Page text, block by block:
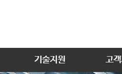
기술지원 고